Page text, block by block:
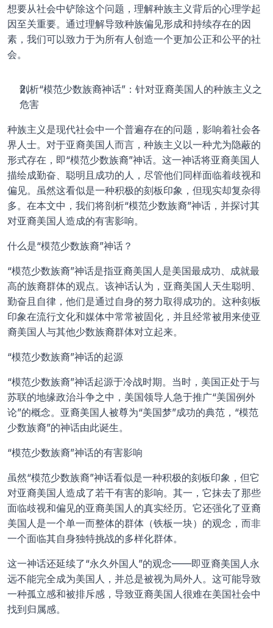
想要从社会中铲除这个问题，理解种族主义背后的心理学起
因至关重要。通过理解导致种族偏见形成和持续存在的因
素，我们可以致力于为所有人创造一个更加公正和公平的社
会。
剖析“模范少数族裔神话”：针对亚裔美国人的种族主义之
危害
种族主义是现代社会中一个普遍存在的问题，影响着社会各
界人士。对于亚裔美国人而言，种族主义以一种尤为隐蔽的
形式存在，即“模范少数族裔”神话。这一神话将亚裔美国人
描绘成勤奋、聪明且成功的人，尽管他们同样面临着歧视和
偏见。虽然这看似是一种积极的刻板印象，但现实却复杂得
多。在本文中，我们将剖析“模范少数族裔”神话，并探讨其
对亚裔美国人造成的有害影响。
什么是“模范少数族裔”神话？
“模范少数族裔”神话是指亚裔美国人是美国最成功、成就最
高的族裔群体的观点。该神话认为，亚裔美国人天生聪明、
勤奋且自律，他们是通过自身的努力取得成功的。这种刻板
印象在流行文化和媒体中常常被固化，并且经常被用来使亚
裔美国人与其他少数族裔群体对立起来。
“模范少数族裔”神话的起源
“模范少数族裔”神话起源于冷战时期。当时，美国正处于与
苏联的地缘政治斗争之中，美国领导人急于推广“美国例外
论”的概念。亚裔美国人被尊为“美国梦”成功的典范，“模范
少数族裔”的神话由此诞生。
“模范少数族裔”神话的有害影响
虽然“模范少数族裔”神话看似是一种积极的刻板印象，但它
对亚裔美国人造成了若干有害的影响。其一，它抹去了那些
面临歧视和偏见的亚裔美国人的真实经历。它还强化了亚裔
美国人是一个单一而整体的群体（铁板一块）的观念，而非
一个面临其自身独特挑战的多样化群体。
这一神话还延续了“永久外国人”的观念——即亚裔美国人永
远不能完全成为美国人，并总是被视为局外人。这可能导致
一种孤立感和被排斥感，导致亚裔美国人很难在美国社会中
找到归属感。